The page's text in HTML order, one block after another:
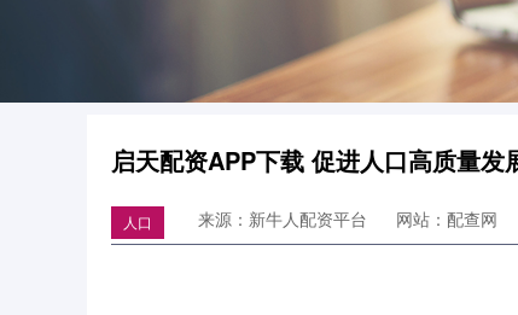
启天配资APP下载 促进人口高质量发
人口 来源：新牛人配资平台 网站：配查网